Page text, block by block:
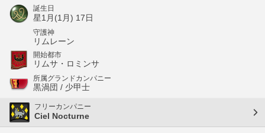
誕生日
星1月(1月) 17日
守護神
リムレーン
開始都市
リムサ・ロミンサ
所属グランドカンパニー
黒渦団 / 少甲士
フリーカンパニー
Ciel Nocturne